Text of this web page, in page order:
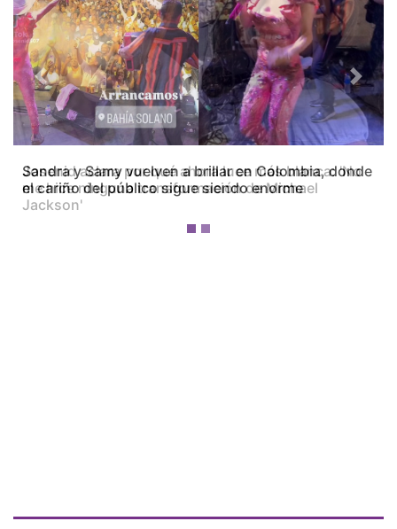
Josenid aclara por qué ahora luce más blanca: 'No
me hice ninguna transformación de Michael
Jackson'
Previous Next